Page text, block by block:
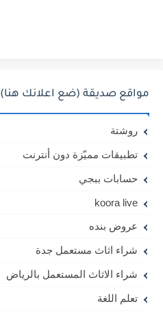
مواقع صديقة (ضع اعلانك هنا)
روشتة
تطبيقات مميّزة دون أنترنت
حسابات ببجي
koora live
عروض بنده
شراء اثاث مستعمل جدة
شراء الاثاث المستعمل بالرياض
تعلم اللغة